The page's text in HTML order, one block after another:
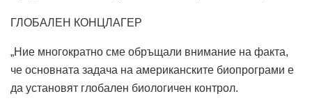
ГЛОБАЛЕН КОНЦЛАГЕР
„Ние многократно сме обръщали внимание на факта,
че основната задача на американските биопрограми е
да установят глобален биологичен контрол.